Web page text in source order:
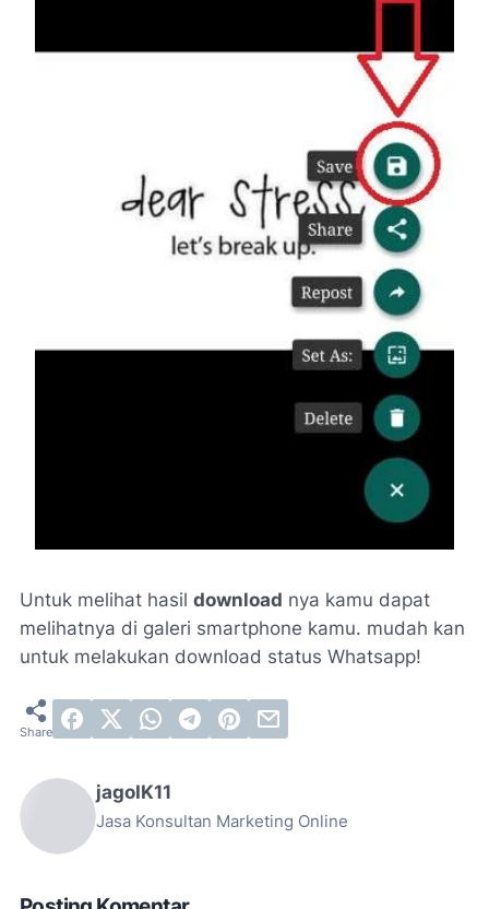
Untuk melihat hasil download nya kamu dapat
melihatnya di galeri smartphone kamu. mudah kan
untuk melakukan download status Whatsapp!
jagoIK11
Jasa Konsultan Marketing Online